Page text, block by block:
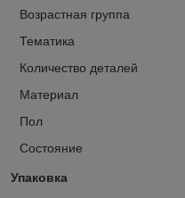
Возрастная группа
Тематика
Количество деталей
Материал
Пол
Состояние
Упаковка